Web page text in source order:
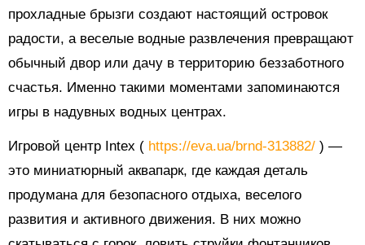
прохладные брызги создают настоящий островок
радости, а веселые водные развлечения превращают
обычный двор или дачу в территорию беззаботного
счастья. Именно такими моментами запоминаются
игры в надувных водных центрах.
Игровой центр Intex ( https://eva.ua/brnd-313882/ ) —
это миниатюрный аквапарк, где каждая деталь
продумана для безопасного отдыха, веселого
развития и активного движения. В них можно